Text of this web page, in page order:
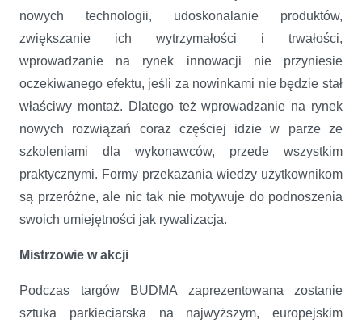
nowych technologii, udoskonalanie produktów,
zwiększanie ich wytrzymałości i trwałości,
wprowadzanie na rynek innowacji nie przyniesie
oczekiwanego efektu, jeśli za nowinkami nie będzie stał
właściwy montaż. Dlatego też wprowadzanie na rynek
nowych rozwiązań coraz częściej idzie w parze ze
szkoleniami dla wykonawców, przede wszystkim
praktycznymi. Formy przekazania wiedzy użytkownikom
są przeróżne, ale nic tak nie motywuje do podnoszenia
swoich umiejętności jak rywalizacja.
Mistrzowie w akcji
Podczas targów BUDMA zaprezentowana zostanie
sztuka parkieciarska na najwyższym, europejskim